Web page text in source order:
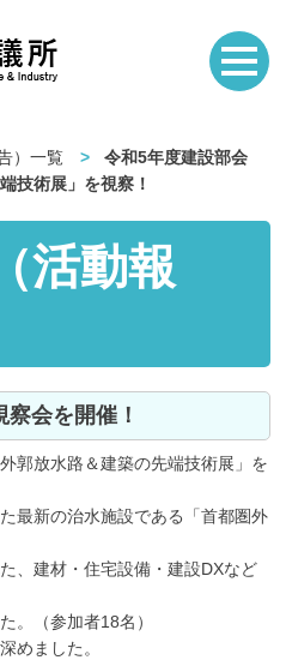
）一覧
令和5年度建設部会
技術展」を視察！
活動報
察会を開催！
郭放水路＆建築の先端技術展」を
最新の治水施設である「首都圏外
、建材・住宅設備・建設DXなど
。（参加者18名）
めました。